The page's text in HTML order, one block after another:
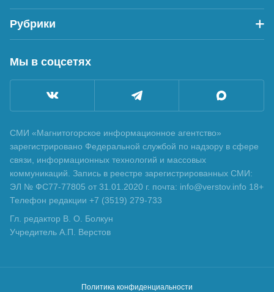
Рубрики
Мы в соцсетях
СМИ «Магнитогорское информационное агентство»
зарегистрировано Федеральной службой по надзору в сфере
связи, информационных технологий и массовых
коммуникаций. Запись в реестре зарегистрированных СМИ:
ЭЛ № ФС77-77805 от 31.01.2020 г. почта: info@verstov.info 18+
Телефон редакции +7 (3519) 279-733
Гл. редактор В. О. Болкун
Учредитель А.П. Верстов
Политика конфиденциальности